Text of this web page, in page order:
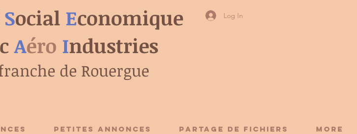
Log In
Social Economique
Aéro Industries
de Rouergue
PETITES ANNONCES Partage de fichiers More